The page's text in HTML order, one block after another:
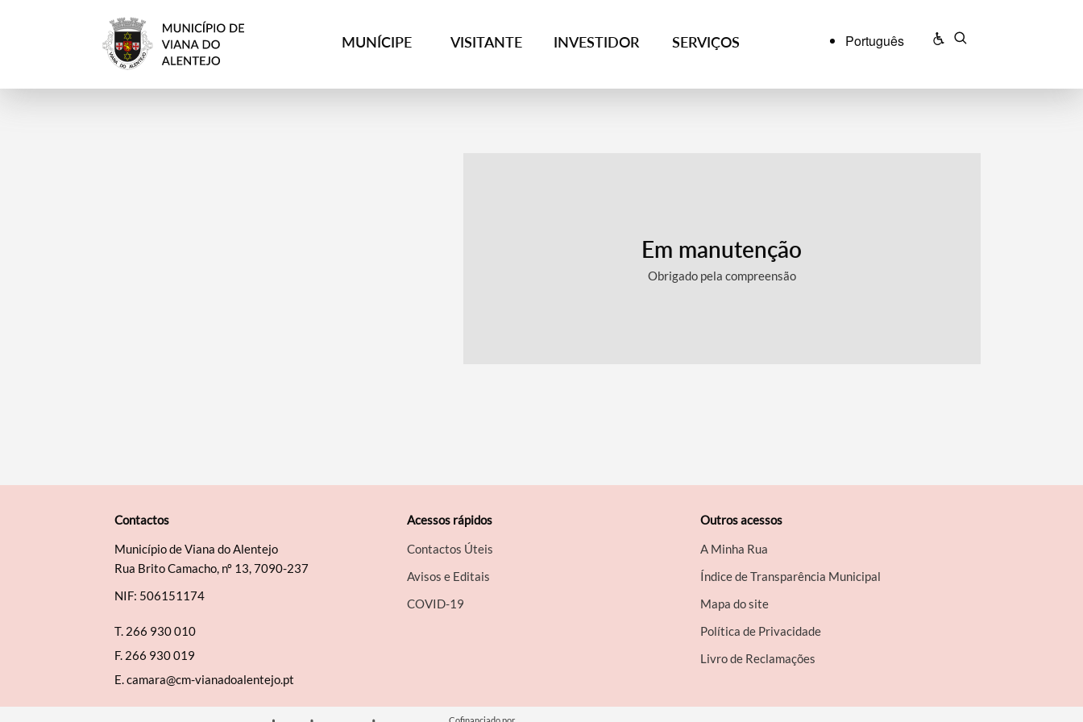
MUNÍCIPE VISITANTE INVESTIDOR SERVIÇOS Português
Em manutenção
Obrigado pela compreensão
Contactos
Município de Viana do Alentejo
Rua Brito Camacho, nº 13, 7090-237
NIF: 506151174
T. 266 930 010
F. 266 930 019
E.camara@cm-vianadoalentejo.pt
Acessos rápidos
Contactos Úteis
Avisos e Editais
COVID-19
Outros acessos
A Minha Rua
Índice de Transparência Municipal
Mapa do site
Política de Privacidade
Livro de Reclamações
Cofinanciado por